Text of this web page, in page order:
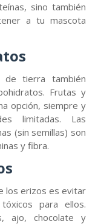
sino también
a tu mascota
tierra también
Frutas y
opción, siempre y
limitadas. Las
(sin semillas) son
y fibra.
los erizos es evitar
para ellos.
ajo, chocolate y